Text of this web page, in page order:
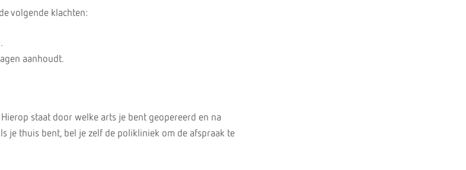
volgende klachten:
aanhoudt.
staat door welke arts je bent geopereerd en na
je thuis bent, bel je zelf de polikliniek om de afspraak te